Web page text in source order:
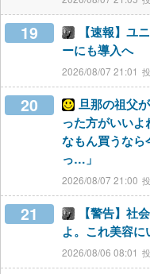
19
【速報】ユ
ーにも導入へ
2026/08/07 21:01
20
旦那の祖父
った方がいい
なもん買うなら
っ…」
2026/08/07 21:00
21
【警告】社
よ。これ美容
2026/08/06 08:01